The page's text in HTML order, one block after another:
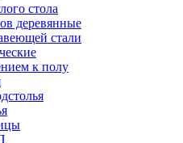
стола
деревянные
стали
к полу